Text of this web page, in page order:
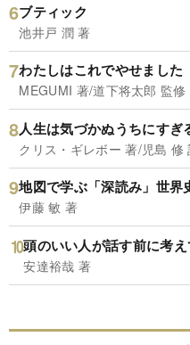
ブティック
池井戸 潤 著
わたしはこれでやせました
MEGUMI 著/道下将太郎 監修
人生は気づかぬうちにすぎ
クリス・ギレボー 著/児島 修
地図で学ぶ「深読み」世界
伊藤 敏 著
頭のいい人が話す前に考
安達裕哉 著